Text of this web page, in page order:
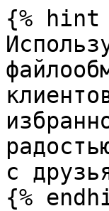
{% hint
с
{%